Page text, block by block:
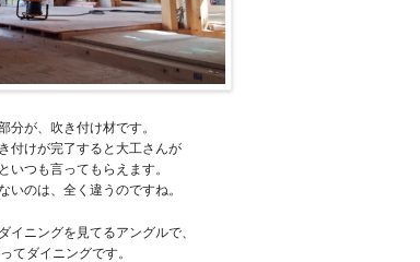
分が、吹き付け材です。
付けが完了すると大工さんが
いつも言ってもらえます。
いのは、全く違うのですね。
イニングを見てるアングルで、
てダイニングです。